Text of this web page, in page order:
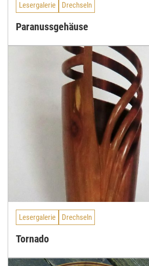
Lesergalerie Drechseln
Paranussgehäuse
Lesergalerie Drechseln
Tornado